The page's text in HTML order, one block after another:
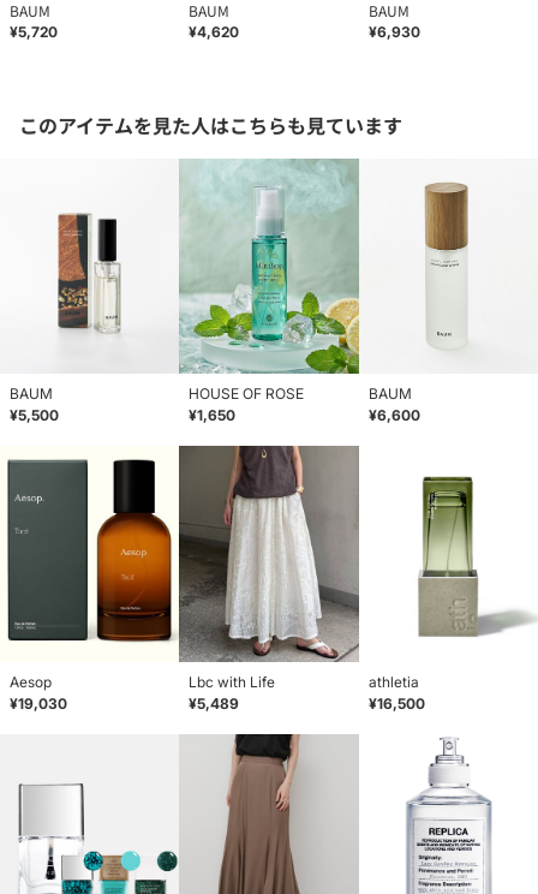
BAUM
¥5,720
BAUM
¥4,620
BAUM
¥6,930